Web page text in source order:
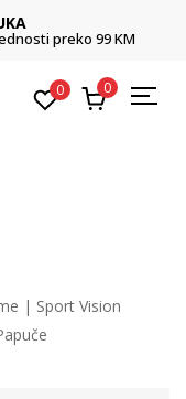
preko 99 KM
0 0
| Sport Vision